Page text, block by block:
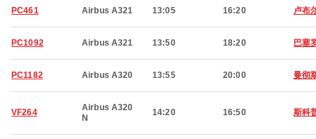
PC461 Airbus A321 13:05 16:20 卢布
PC1092 Airbus A321 13:50 18:20 巴塞
PC1182 Airbus A320 13:55 20:00 曼彻
VF264
Airbus A320
N
14:20 16:50 斯科